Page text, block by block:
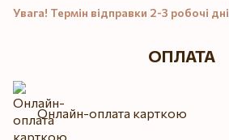
Увага! Термін відправки 2-3 робочі дні
ОПЛАТА
Онлайн-оплата карткою